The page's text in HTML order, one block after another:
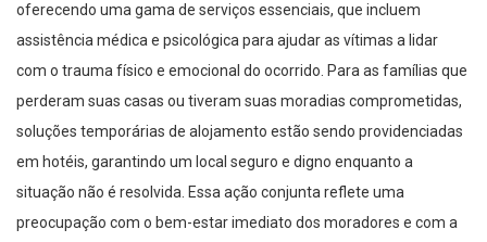
oferecendo uma gama de serviços essenciais, que incluem
assistência médica e psicológica para ajudar as vítimas a lidar
com o trauma físico e emocional do ocorrido. Para as famílias que
perderam suas casas ou tiveram suas moradias comprometidas,
soluções temporárias de alojamento estão sendo providenciadas
em hotéis, garantindo um local seguro e digno enquanto a
situação não é resolvida. Essa ação conjunta reflete uma
preocupação com o bem-estar imediato dos moradores e com a